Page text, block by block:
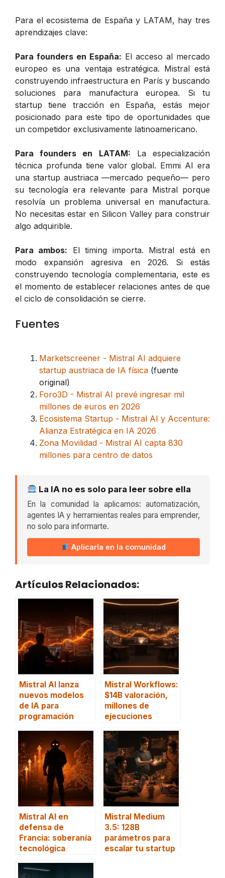
Para el ecosistema de España y LATAM, hay tres
aprendizajes clave:
Para founders en España: El acceso al mercado
europeo es una ventaja estratégica. Mistral está
construyendo infraestructura en París y buscando
soluciones para manufactura europea. Si tu
startup tiene tracción en España, estás mejor
posicionado para este tipo de oportunidades que
un competidor exclusivamente latinoamericano.
Para founders en LATAM: La especialización
técnica profunda tiene valor global. Emmi AI era
una startup austriaca —mercado pequeño— pero
su tecnología era relevante para Mistral porque
resolvía un problema universal en manufactura.
No necesitas estar en Silicon Valley para construir
algo adquirible.
Para ambos: El timing importa. Mistral está en
modo expansión agresiva en 2026. Si estás
construyendo tecnología complementaria, este es
el momento de establecer relaciones antes de que
el ciclo de consolidación se cierre.
Fuentes
Marketscreener - Mistral AI adquiere
startup austriaca de IA física (fuente
original)
Foro3D - Mistral AI prevé ingresar mil
millones de euros en 2026
Ecosistema Startup - Mistral AI y Accenture:
Alianza Estratégica en IA 2026
Zona Movilidad - Mistral AI capta 830
millones para centro de datos
La IA no es solo para leer sobre ella
En la comunidad la aplicamos: automatización,
agentes IA y herramientas reales para emprender,
no solo para informarte.
Aplicarla en la comunidad
Artículos Relacionados:
Mistral AI lanza
nuevos modelos
de IA para
programación
Mistral Workflows:
$14B valoración,
millones de
ejecuciones
Mistral AI en
defensa de
Francia: soberanía
tecnológica
Mistral Medium
3.5: 128B
parámetros para
escalar tu startup